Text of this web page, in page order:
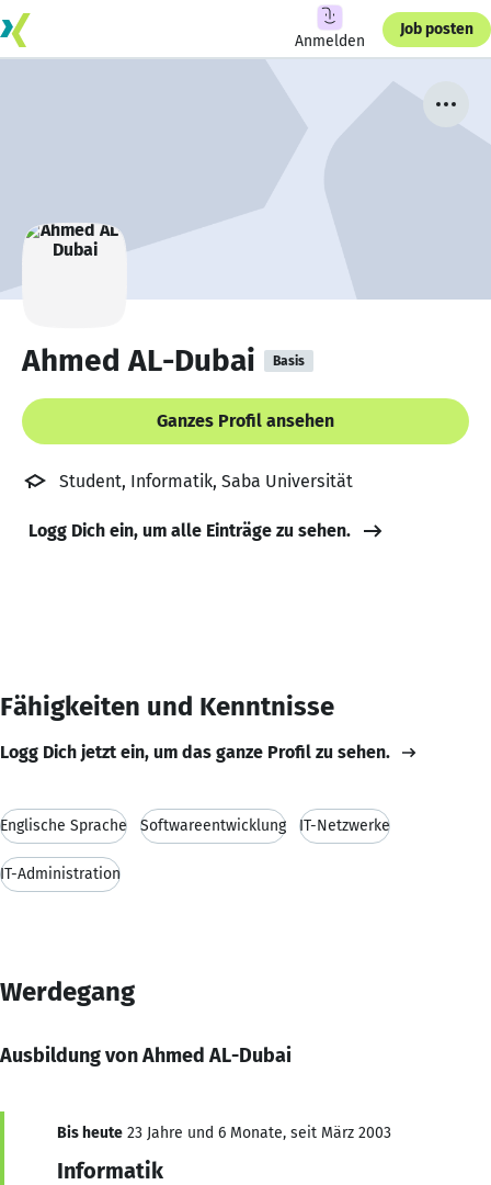
Anmelden
Job posten
Ahmed AL-Dubai Basis
Ganzes Profil ansehen
Student, Informatik, Saba Universität
Logg Dich ein, um alle Einträge zu sehen.
Fähigkeiten und Kenntnisse
Logg Dich jetzt ein, um das ganze Profil zu sehen.
Englische Sprache Softwareentwicklung IT-Netzwerke
IT-Administration
Werdegang
Ausbildung von Ahmed AL-Dubai
Bis heute 23 Jahre und 6 Monate, seit März 2003
Informatik